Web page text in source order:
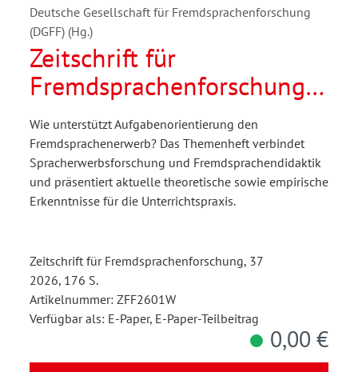
Deutsche Gesellschaft für Fremdsprachenforschung
(DGFF) (Hg.)
Zeitschrift für
Fremdsprachenforschung
1/2026
Wie unterstützt Aufgabenorientierung den
Fremdsprachenerwerb? Das Themenheft verbindet
Spracherwerbsforschung und Fremdsprachendidaktik
und präsentiert aktuelle theoretische sowie empirische
Erkenntnisse für die Unterrichtspraxis.
Zeitschrift für Fremdsprachenforschung, 37
2026, 176 S.
Artikelnummer: ZFF2601W
Verfügbar als: E-Paper, E-Paper-Teilbeitrag
0,00 €